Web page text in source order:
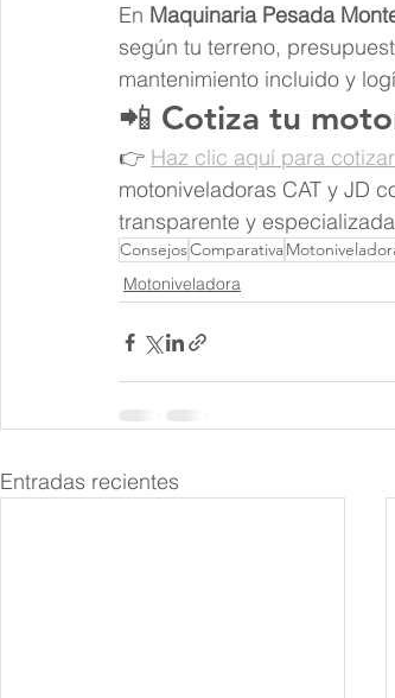
En Maquinaria Pesada
según tu terreno,
mantenimiento incluido y
📲 Cotiza tu
👉 Haz clic aquí para
motoniveladoras CAT y JD
transparente y
ConsejosComparativa
Motoniveladora
Entradas recientes